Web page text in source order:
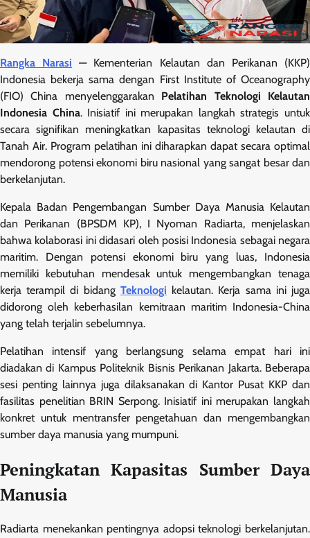
Rangka Narasi — Kementerian Kelautan dan Perikanan (KKP)
Indonesia bekerja sama dengan First Institute of Oceanography
(FIO) China menyelenggarakan Pelatihan Teknologi Kelautan
Indonesia China. Inisiatif ini merupakan langkah strategis untuk
secara signifikan meningkatkan kapasitas teknologi kelautan di
Tanah Air. Program pelatihan ini diharapkan dapat secara optimal
mendorong potensi ekonomi biru nasional yang sangat besar dan
berkelanjutan.
Kepala Badan Pengembangan Sumber Daya Manusia Kelautan
dan Perikanan (BPSDM KP), I Nyoman Radiarta, menjelaskan
bahwa kolaborasi ini didasari oleh posisi Indonesia sebagai negara
maritim. Dengan potensi ekonomi biru yang luas, Indonesia
memiliki kebutuhan mendesak untuk mengembangkan tenaga
kerja terampil di bidang Teknologi kelautan. Kerja sama ini juga
didorong oleh keberhasilan kemitraan maritim Indonesia-China
yang telah terjalin sebelumnya.
Pelatihan intensif yang berlangsung selama empat hari ini
diadakan di Kampus Politeknik Bisnis Perikanan Jakarta. Beberapa
sesi penting lainnya juga dilaksanakan di Kantor Pusat KKP dan
fasilitas penelitian BRIN Serpong. Inisiatif ini merupakan langkah
konkret untuk mentransfer pengetahuan dan mengembangkan
sumber daya manusia yang mumpuni.
Peningkatan Kapasitas Sumber Daya
Manusia
Radiarta menekankan pentingnya adopsi teknologi berkelanjutan.